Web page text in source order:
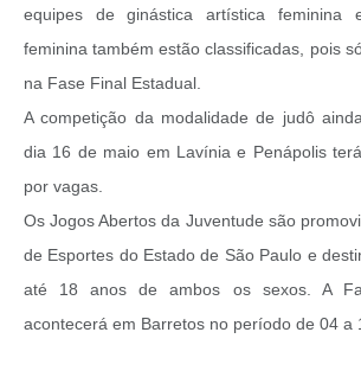
equipes de ginástica artística feminina
feminina também estão classificadas, pois
na Fase Final Estadual.
A competição da modalidade de judô
dia 16 de maio em Lavínia e Penápolis
por vagas.
Os Jogos Abertos da Juventude são
de Esportes do Estado de São Paulo e
até 18 anos de ambos os sexos. A
acontecerá em Barretos no período de 04 a